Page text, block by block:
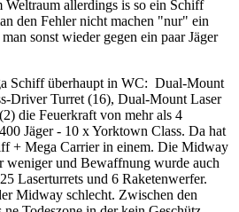
allerdings is so ein Schiff
den Fehler nicht machen "nur" ein
sonst wieder gegen ein paar Jäger
Schiff überhaupt in WC: Dual-Mount
Driver Turret (16), Dual-Mount Laser
die Feuerkraft von mehr als 4
Jäger - 10 x Yorktown Class. Da hat
+ Mega Carrier in einem. Die Midway
weniger und Bewaffnung wurde auch
Laserturrets und 6 Raketenwerfer.
Midway schlecht. Zwischen den